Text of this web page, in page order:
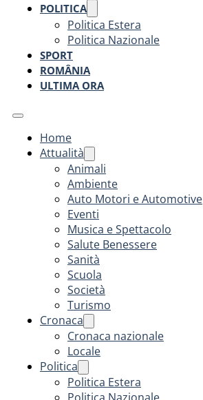
POLITICA
Politica Estera
Politica Nazionale
SPORT
ROMÂNIA
ULTIMA ORA
Home
Attualità
Animali
Ambiente
Auto Motori e Automotive
Eventi
Musica e Spettacolo
Salute Benessere
Sanità
Scuola
Società
Turismo
Cronaca
Cronaca nazionale
Locale
Politica
Politica Estera
Politica Nazionale